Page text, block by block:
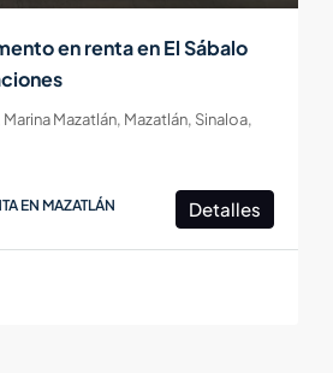
en renta en El Sábalo
Mazatlán, Mazatlán, Sinaloa,
EN MAZATLÁN Detalles